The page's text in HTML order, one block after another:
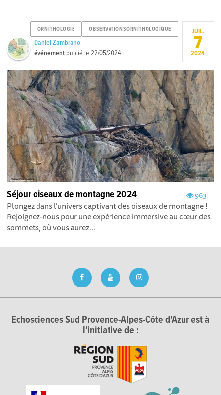
ORNITHOLOGIE OBSERVATIONSORNITHOLOGIQUE
Daniel Zambrano
événement publié le22/05/2024
JUIL.
7
2024
963
Séjour oiseaux de montagne 2024
Plongez dans l’univers captivant des oiseaux de montagne !
Rejoignez-nous pour une expérience immersive au cœur des
sommets, où vous aurez...
Echosciences Sud Provence-Alpes-Côte d'Azur est à
l'initiative de :